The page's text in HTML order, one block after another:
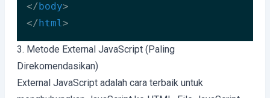
</body>
</html>
Code language: HTML, XML (xml)
3. Metode External JavaScript (Paling
Direkomendasikan)
External JavaScript adalah cara terbaik untuk